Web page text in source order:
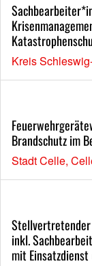
Kreis
Brandschutz im
Stadt Celle,
inkl.
mit